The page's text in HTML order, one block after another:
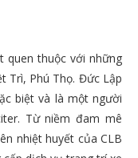
quen thuộc với những
Trì, Phú Thọ. Đức Lập
biệt và là một người
Từ niềm đam mê
nhiệt huyết của CLB